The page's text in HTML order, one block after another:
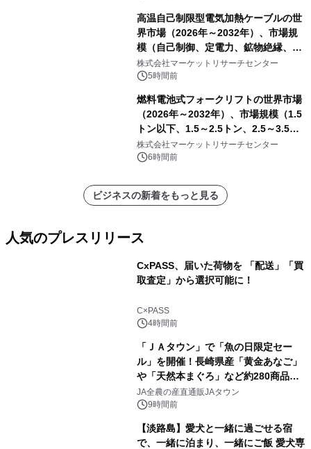
高温自己制限型電気加熱ケーブルの世
界市場（2026年～2032年）、市場規
模（自己制御、定電力、鉱物絶縁、表
皮効果）・分析レポートを発表
株式会社マーケットリサーチセンター
5時間前
燃料電池式フォークリフトの世界市場
（2026年～2032年）、市場規模（1.5
トン以下、1.5～2.5トン、2.5～3.5ト
ン、3.5～5.0トン、その他）・分析レ
ポートを発表
株式会社マーケットリサーチセンター
6時間前
ビジネスの新着をもっと見る
人気のプレスリリース
CxPASS、届いた荷物を 「配送」「買
取査定」から選択可能に！
C×PASS
4時間前
「ＪＡタウン」で「魚の日限定セー
ル」を開催！長崎県産「黄金あなご」
や「天然本まぐろ」など約280商品を
販売！～毎月１０日の定例企画～
JA全農の産直通販JAタウン
9時間前
【淡路島】愛犬と一緒に過ごせる宿
で、一緒に泊まり、一緒にご飯 愛犬専